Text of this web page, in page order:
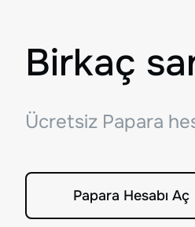
Birkaç
Ücretsiz Papara
Papara Hesabı Aç